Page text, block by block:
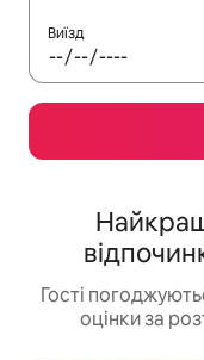
Виїзд
Гості
оцінки за